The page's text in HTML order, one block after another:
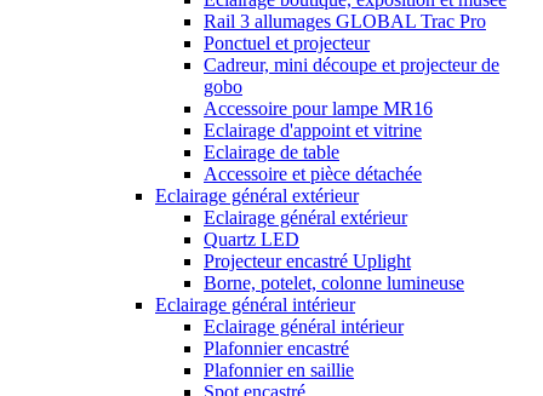
Rail 3 allumages GLOBAL Trac Pro
Ponctuel et projecteur
Cadreur, mini découpe et projecteur de
gobo
Accessoire pour lampe MR16
Eclairage d'appoint et vitrine
Eclairage de table
Accessoire et pièce détachée
Eclairage général extérieur
Eclairage général extérieur
Quartz LED
Projecteur encastré Uplight
Borne, potelet, colonne lumineuse
Eclairage général intérieur
Eclairage général intérieur
Plafonnier encastré
Plafonnier en saillie
Spot encastré